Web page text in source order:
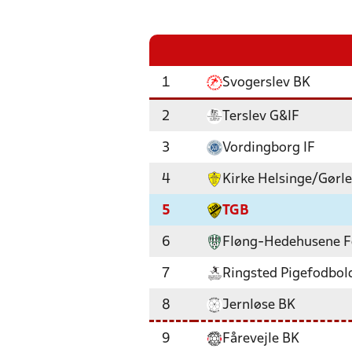
1 Svogerslev BK
2 Terslev G&IF
3 Vordingborg IF
4 Kirke Helsinge/
5 TGB
6 Fløng-Hedehusene
7 Ringsted
8 Jernløse BK
9 Fårevejle BK